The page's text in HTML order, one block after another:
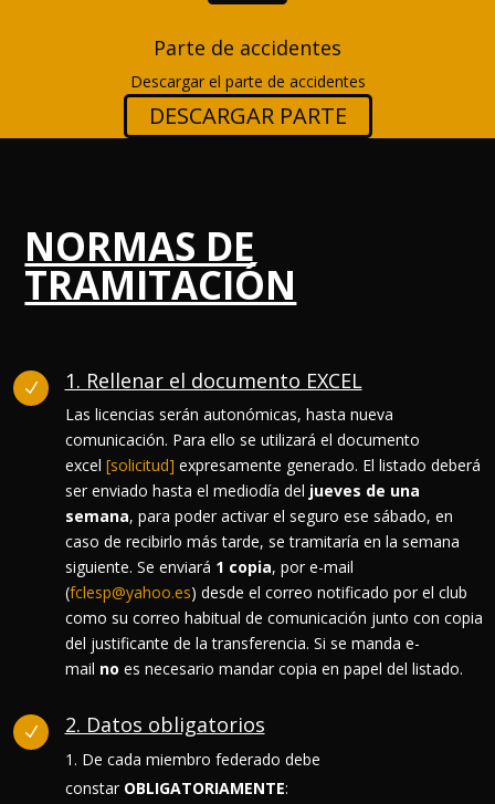
Parte de accidentes
Descargar el parte de accidentes
DESCARGAR PARTE
NORMAS DE
TRAMITACIÓN
N 1. Rellenar el documento EXCEL
Las licencias serán autonómicas, hasta nueva
comunicación. Para ello se utilizará el documento
excel [solicitud] expresamente generado. El listado deberá
ser enviado hasta el mediodía del jueves de una
semana, para poder activar el seguro ese sábado, en
caso de recibirlo más tarde, se tramitaría en la semana
siguiente. Se enviará 1 copia, por e-mail
(fclesp@yahoo.es) desde el correo notificado por el club
como su correo habitual de comunicación junto con copia
del justificante de la transferencia. Si se manda e-
mail no es necesario mandar copia en papel del listado.
N 2. Datos obligatorios
De cada miembro federado debe
constar OBLIGATORIAMENTE: